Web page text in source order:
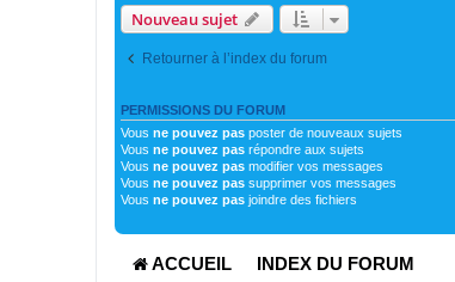
Nouveau sujet
Retourner à l’index du forum
PERMISSIONS DU FORUM
Vous ne pouvez pas poster de nouveaux sujets
Vous ne pouvez pas répondre aux sujets
Vous ne pouvez pas modifier vos messages
Vous ne pouvez pas supprimer vos messages
Vous ne pouvez pas joindre des fichiers
ACCUEIL INDEX DU FORUM